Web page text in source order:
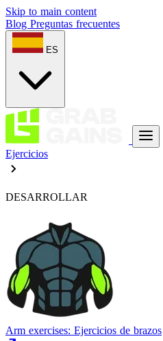
Skip to main content
Blog Preguntas frecuentes
ES
Ejercicios
DESARROLLAR
Arm exercises: Ejercicios de brazos